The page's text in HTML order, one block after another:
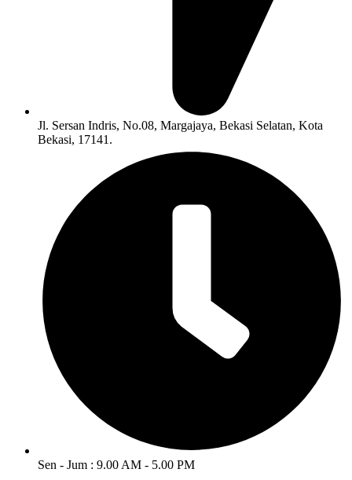
Jl. Sersan Indris, No.08, Margajaya, Bekasi Selatan, Kota
Bekasi, 17141.
Sen - Jum : 9.00 AM - 5.00 PM